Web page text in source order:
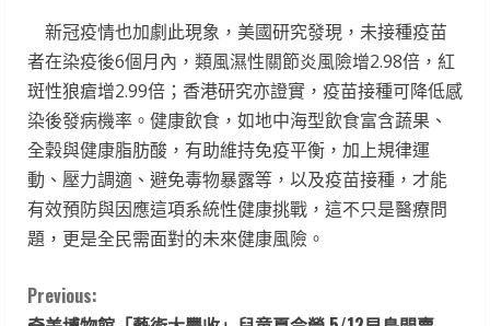
新冠疫情也加劇此現象，美國研究發現，未接種疫苗
者在染疫後6個月內，類風濕性關節炎風險增2.98倍，紅
斑性狼瘡增2.99倍；香港研究亦證實，疫苗接種可降低感
染後發病機率。健康飲食，如地中海型飲食富含蔬果、
全穀與健康脂肪酸，有助維持免疫平衡，加上規律運
動、壓力調適、避免毒物暴露等，以及疫苗接種，才能
有效預防與因應這項系統性健康挑戰，這不只是醫療問
題，更是全民需面對的未來健康風險。
C
Previous: